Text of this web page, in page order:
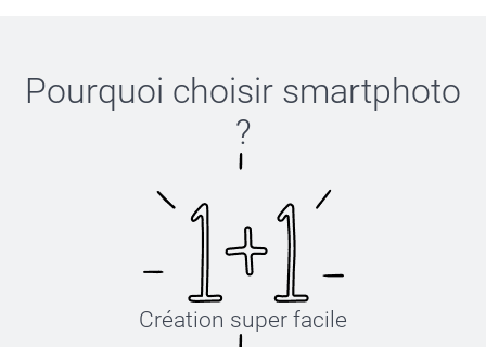
Pourquoi choisir smartphoto
?
Création super facile